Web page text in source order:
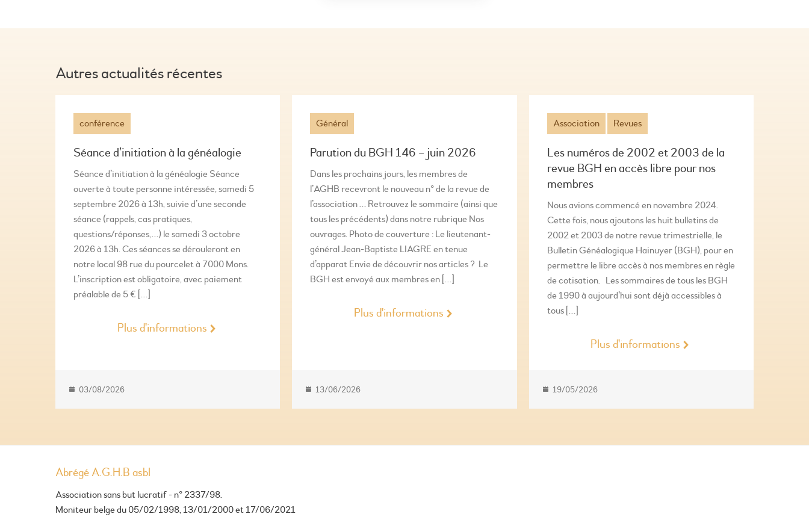
Autres actualités récentes
conférence
Séance d’initiation à la généalogie
Séance d’initiation à la généalogie Séance
ouverte à toute personne intéressée, samedi 5
septembre 2026 à 13h, suivie d’une seconde
séance (rappels, cas pratiques,
questions/réponses,…) le samedi 3 octobre
2026 à 13h. Ces séances se dérouleront en
notre local 98 rue du pourcelet à 7000 Mons.
L’inscription est obligatoire, avec paiement
préalable de 5 € […]
Plus d'informations
03/08/2026
Général
Parution du BGH 146 – juin 2026
Dans les prochains jours, les membres de
l’AGHB recevront le nouveau n° de la revue de
l’association … Retrouvez le sommaire (ainsi que
tous les précédents) dans notre rubrique Nos
ouvrages. Photo de couverture : Le lieutenant-
général Jean-Baptiste LIAGRE en tenue
d’apparat Envie de découvrir nos articles ? Le
BGH est envoyé aux membres en […]
Plus d'informations
13/06/2026
Association Revues
Les numéros de 2002 et 2003 de la
revue BGH en accès libre pour nos
membres
Nous avions commencé en novembre 2024.
Cette fois, nous ajoutons les huit bulletins de
2002 et 2003 de notre revue trimestrielle, le
Bulletin Généalogique Hainuyer (BGH), pour en
permettre le libre accès à nos membres en règle
de cotisation. Les sommaires de tous les BGH
de 1990 à aujourd’hui sont déjà accessibles à
tous […]
Plus d'informations
19/05/2026
Abrégé A.G.H.B asbl
Association sans but lucratif - n° 2337/98.
Moniteur belge du 05/02/1998, 13/01/2000 et 17/06/2021